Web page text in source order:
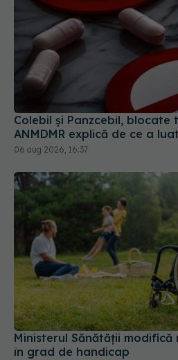
Colebil și Panzcebil,
ANMDMR explică de ce a
06 aug 2026, 16:37
Ministerul Sănătății
în grad de handicap